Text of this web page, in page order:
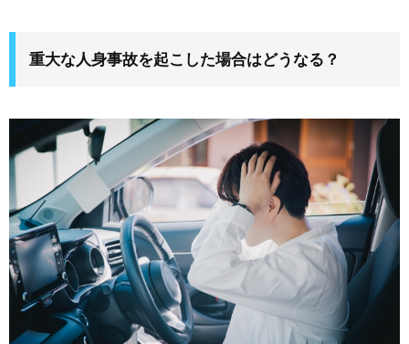
重大な人身事故を起こした場合はどうなる？